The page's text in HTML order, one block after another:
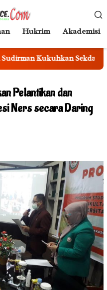
Hukrim Akademisi
Sebagai Ketua Tim
Pelantikan dan
Ners secara Daring